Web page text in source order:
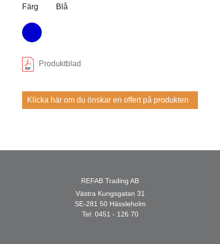
Färg
Blå
Produktblad
Klicka här om du önskar en offert på produkten
REFAB Trading AB
Västra Kungsgatan 31
SE-281 50 Hässleholm
Tel: 0451 - 126 70